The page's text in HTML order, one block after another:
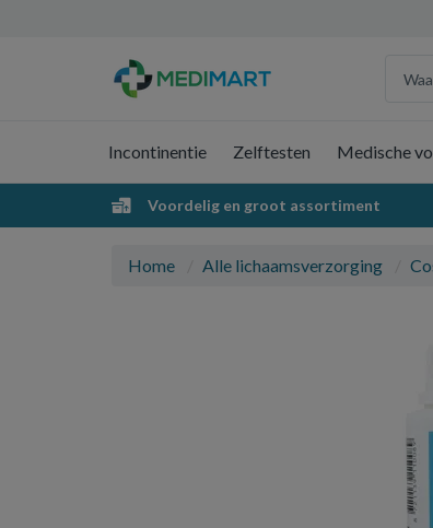
Incontinentie Zelftesten Medische
Voordelig en groot assortiment
Home Alle lichaamsverzorging